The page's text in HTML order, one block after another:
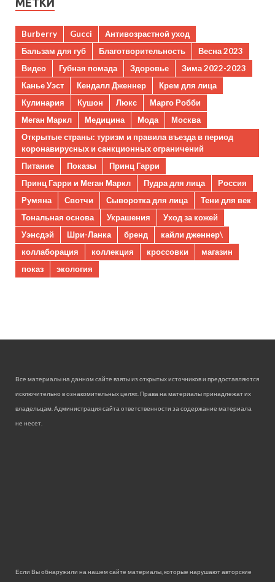
МЕТКИ
Burberry Gucci
Антивозрастной уход
Бальзам для губ
Благотворительность
Весна 2023
Видео
Губная помада Здоровье
Зима 2022-2023
Канье Уэст
Кендалл Дженнер
Крем для лица
Кулинария
Кушон Люкс
Марго Робби
Меган Маркл
Медицина Мода
Москва
Открытые страны: туризм и правила въезда в период
коронавирусных и санкционных ограничений
Питание
Показы
Принц Гарри
Принц Гарри и Меган Маркл
Пудра для лица
Россия
Румяна
Свотчи Сыворотка для лица
Тени для век
Тональная основа
Украшения
Уход за кожей
Уэнсдэй
Шри-Ланка бренд
кайли дженнер\
коллаборация
коллекция кроссовки
магазин
показ
экология
Все материалы на данном сайте взяты из открытых источников и предоставляются
исключительно в ознакомительных целях. Права на материалы принадлежат их
владельцам. Администрация сайта ответственности за содержание материала
не несет.
Если Вы обнаружили на нашем сайте материалы, которые нарушают авторские